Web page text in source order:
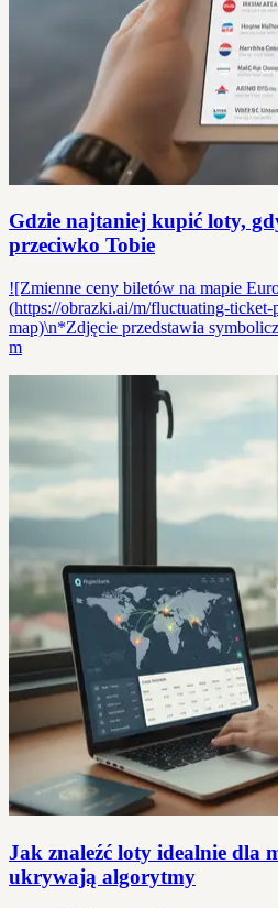
Gdzie najtaniej kupić loty,
przeciwko Tobie
![Zmienne ceny biletów na mapie
(https://obrazki.ai/m/fluctuating-ticket-
map)\n*Zdjęcie przedstawia
m
Jak znaleźć loty idealnie dla
ukrywają algorytmy